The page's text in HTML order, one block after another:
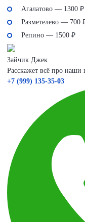
Агалатово — 1300 ₽
Разметелево — 700
Репино — 1500 ₽
Зайчик Джек
Расскажет всё про
+7 (999) 135-35-03